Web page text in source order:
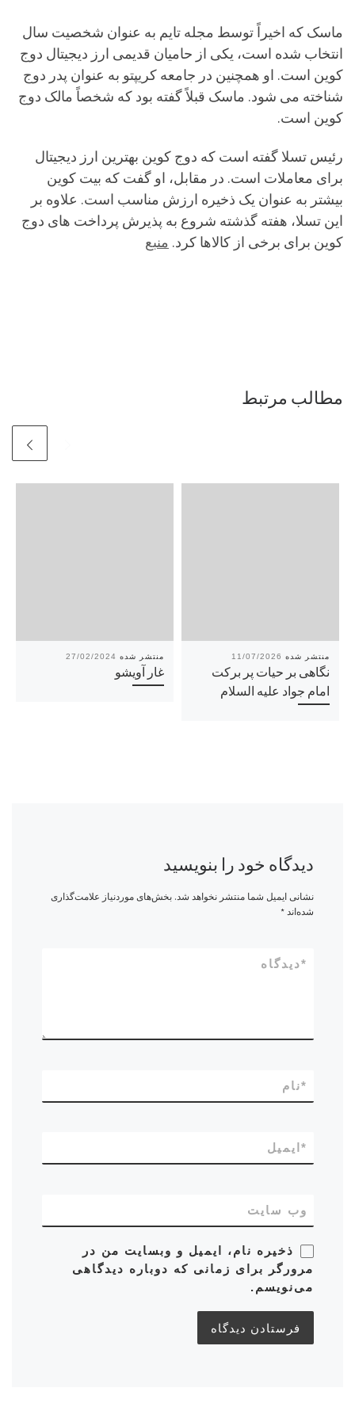
ماسک که اخیراً توسط مجله تایم به عنوان شخصیت سال
انتخاب شده است، یکی از حامیان قدیمی ارز دیجیتال دوج
کوین است. او همچنین در جامعه کریپتو به عنوان پدر دوج
شناخته می شود. ماسک قبلاً گفته بود که شخصاً مالک دوج
کوین است.
رئیس تسلا گفته است که دوج کوین بهترین ارز دیجیتال
برای معاملات است. در مقابل، او گفت که بیت کوین
بیشتر به عنوان یک ذخیره ارزش مناسب است. علاوه بر
این تسلا، هفته گذشته شروع به پذیرش پرداخت های دوج
کوین برای برخی از کالاها کرد. منبع
مطالب مرتبط
27/02/2024
غار آویشو
11/07/2026
نگاهی بر حیات پر برکت
امام جواد علیه السلام
دیدگاه خود را بنویسید
نشانی ایمیل شما منتشر نخواهد شد. بخش‌های موردنیاز علامت‌گذاری
شده‌اند*
دیدگاه*
نام*
ایمیل *
وب‌ سایت
ذخیره نام، ایمیل و وبسایت من در
مرورگر برای زمانی که دوباره دیدگاهی
می‌نویسم.